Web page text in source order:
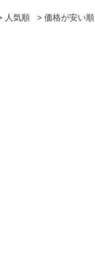
人気順 価格が安い順